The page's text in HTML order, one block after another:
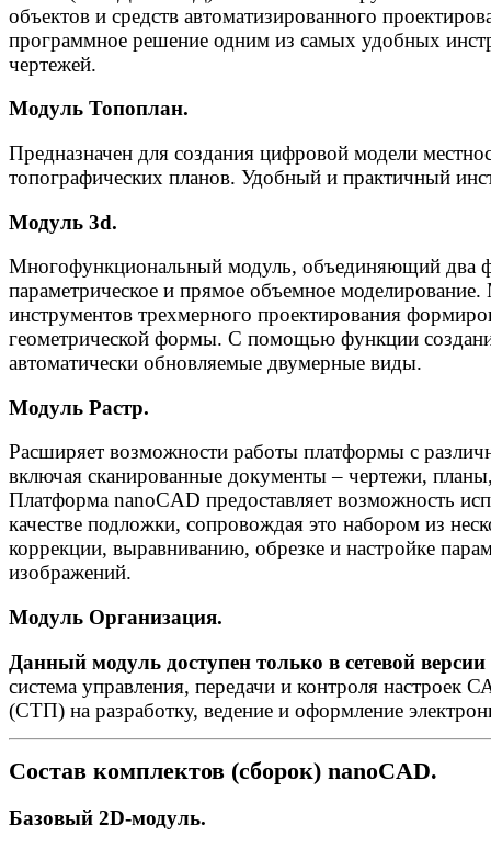
объектов и средств автоматизированного
программное решение одним из самых удобных
чертежей.
Модуль Топоплан.
Предназначен для создания цифровой модели
топографических планов. Удобный и практичный
Модуль 3d.
Многофункциональный модуль, объединяющий два
параметрическое и прямое объемное
инструментов трехмерного проектирования
геометрической формы. С помощью функции
автоматически обновляемые двумерные виды.
Модуль Растр.
Расширяет возможности работы платформы с
включая сканированные документы – чертежи,
Платформа nanoCAD предоставляет возможность
качестве подложки, сопровождая это набором из
коррекции, выравниванию, обрезке и настройке
изображений.
Модуль Организация.
Данный модуль доступен только в сетевой
система управления, передачи и контроля настроек
(СТП) на разработку, ведение и оформление
Состав комплектов (сборок) nanoCAD.
Базовый 2D-модуль.